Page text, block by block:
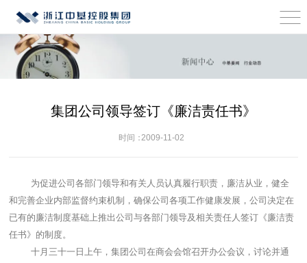
集团公司领导签订《廉洁责任书》
时间：2009-11-02
为促进公司各部门领导和有关人员认真履行职责，廉洁从业，健全
和完善企业内部监督约束机制，确保公司各项工作健康发展，公司决定在
已有的廉洁制度基础上推出公司与各部门领导及相关责任人签订《廉洁责
任书》的制度。
十月三十一日上午，集团公司在商会会馆召开办公会议，讨论并通